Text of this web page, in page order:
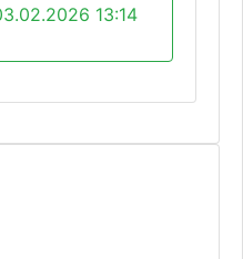
13:14